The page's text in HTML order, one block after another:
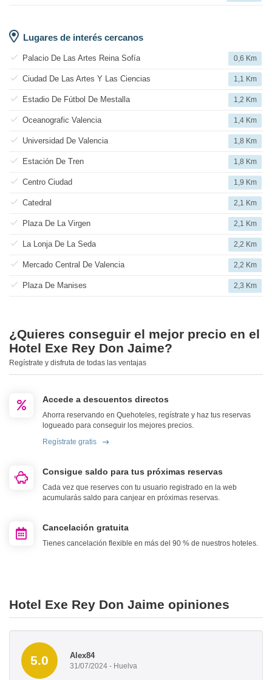
Lugares de interés cercanos
Palacio De Las Artes Reina Sofía 0,6 Km
Ciudad De Las Artes Y Las Ciencias 1,1 Km
Estadio De Fútbol De Mestalla 1,2 Km
Oceanografic Valencia 1,4 Km
Universidad De Valencia 1,8 Km
Estación De Tren 1,8 Km
Centro Ciudad 1,9 Km
Catedral 2,1 Km
Plaza De La Virgen 2,1 Km
La Lonja De La Seda 2,2 Km
Mercado Central De Valencia 2,2 Km
Plaza De Manises 2,3 Km
¿Quieres conseguir el mejor precio en el
Hotel Exe Rey Don Jaime?
Regístrate y disfruta de todas las ventajas
Accede a descuentos directos
Ahorra reservando en Quehoteles, regístrate y haz tus reservas
logueado para conseguir los mejores precios.
Regístrate gratis
Consigue saldo para tus próximas reservas
Cada vez que reserves con tu usuario registrado en la web
acumularás saldo para canjear en próximas reservas.
Cancelación gratuita
Tienes cancelación flexible en más del 90 % de nuestros hoteles.
Hotel Exe Rey Don Jaime opiniones
5.0 Alex84
31/07/2024 - Huelva